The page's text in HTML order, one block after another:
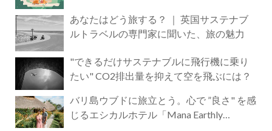
あなたはどう旅する？ ｜ 英国サステナブ
ルトラベルの専門家に聞いた、旅の魅力
"できるだけサステナブルに飛行機に乗り
たい" CO2排出量を抑えて空を飛ぶには？
バリ島ウブドに旅立とう。心で ”良さ" を感
じるエシカルホテル「Mana Earthly